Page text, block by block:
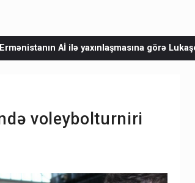
görə Lukaşenkonu günahlandırdı: “O
voleybolturniri